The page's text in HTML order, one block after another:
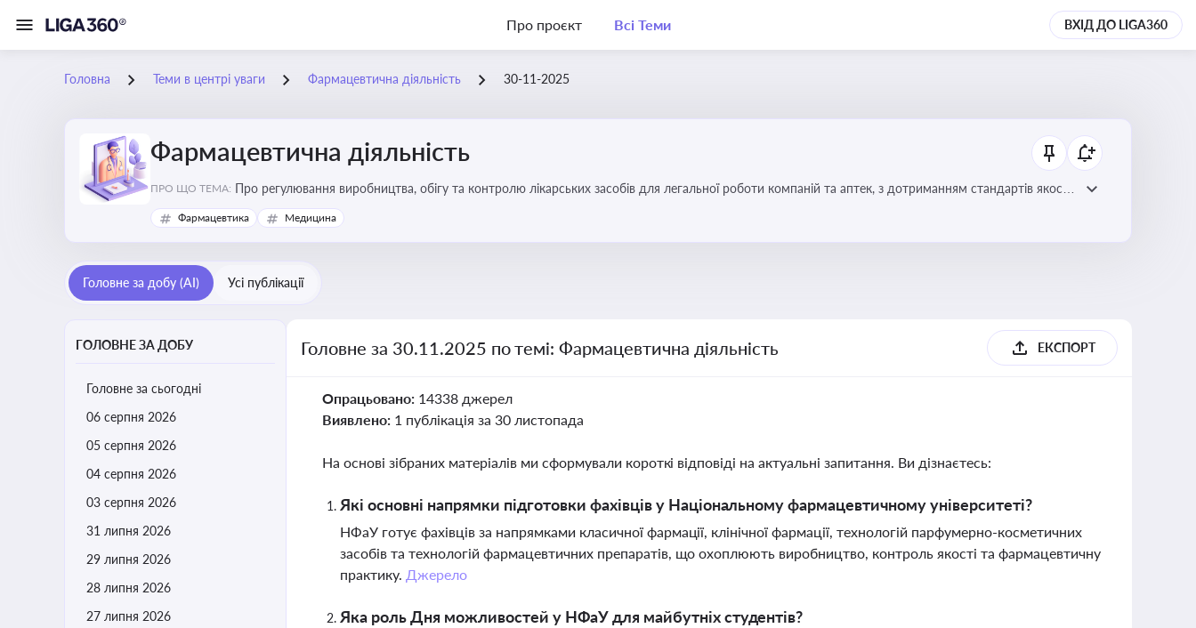
Про проєкт Всі Теми ВХІД ДО LIGA360
Головна Теми в центрі уваги Фармацевтична діяльність 30-11-2025
Фармацевтична діяльність
ПРО ЩО ТЕМА: Про регулювання виробництва, обігу та контролю лікарських засобів для легальної роботи компаній та аптек, з дотриманням стандартів якості
та безпеки
Фармацевтика Медицина
Головне за добу (AI) Усі публікації
ГОЛОВНЕ ЗА ДОБУ
Головне за сьогодні
06 серпня 2026
05 серпня 2026
04 серпня 2026
03 серпня 2026
31 липня 2026
29 липня 2026
28 липня 2026
27 липня 2026
Головне за 30.11.2025 по темі: Фармацевтична діяльність ЕКСПОРТ
Опрацьовано: 14338 джерел
Виявлено: 1 публікація за 30 листопада
На основі зібраних матеріалів ми сформували короткі відповіді на актуальні запитання. Ви дізнаєтесь:
Які основні напрямки підготовки фахівців у Національному фармацевтичному університеті?
НФаУ готує фахівців за напрямками класичної фармації, клінічної фармації, технологій парфумерно-косметичних
засобів та технологій фармацевтичних препаратів, що охоплюють виробництво, контроль якості та фармацевтичну
практику. Джерело
Яка роль Дня можливостей у НФаУ для майбутніх студентів?